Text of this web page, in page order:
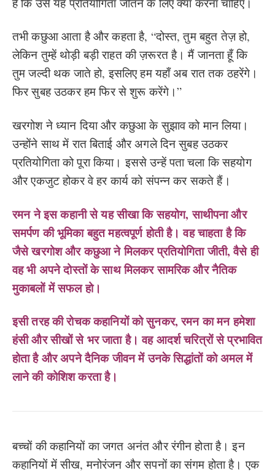
तभी कछुआ आता है और कहता है, “दोस्त, तुम बहुत तेज़ हो,
लेकिन तुम्हें थोड़ी बड़ी राहत की ज़रूरत है। मैं जानता हूँ कि
तुम जल्दी थक जाते हो, इसलिए हम यहाँ अब रात तक ठहरेंगे।
फिर सुबह उठकर हम फिर से शुरू करेंगे।”
खरगोश ने ध्यान दिया और कछुआ के सुझाव को मान लिया।
उन्होंने साथ में रात बिताई और अगले दिन सुबह उठकर
प्रतियोगिता को पूरा किया। इससे उन्हें पता चला कि सहयोग
और एकजुट होकर वे हर कार्य को संपन्न कर सकते हैं।
रमन ने इस कहानी से यह सीखा कि सहयोग, साथीपना और
समर्पण की भूमिका बहुत महत्वपूर्ण होती है। वह चाहता है कि
जैसे खरगोश और कछुआ ने मिलकर प्रतियोगिता जीती, वैसे ही
वह भी अपने दोस्तों के साथ मिलकर सामरिक और नैतिक
मुकाबलों में सफल हो।
इसी तरह की रोचक कहानियों को सुनकर, रमन का मन हमेशा
हंसी और सीखों से भर जाता है। वह आदर्श चरित्रों से प्रभावित
होता है और अपने दैनिक जीवन में उनके सिद्धांतों को अमल में
लाने की कोशिश करता है।
बच्चों की कहानियों का जगत अनंत और रंगीन होता है। इन
कहानियों में सीख, मनोरंजन और सपनों का संगम होता है। एक